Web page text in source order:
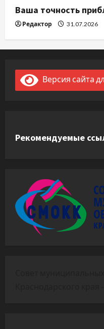
Ваша точность
Редактор 31.07.2026
Версия сайта
Рекомендуемые